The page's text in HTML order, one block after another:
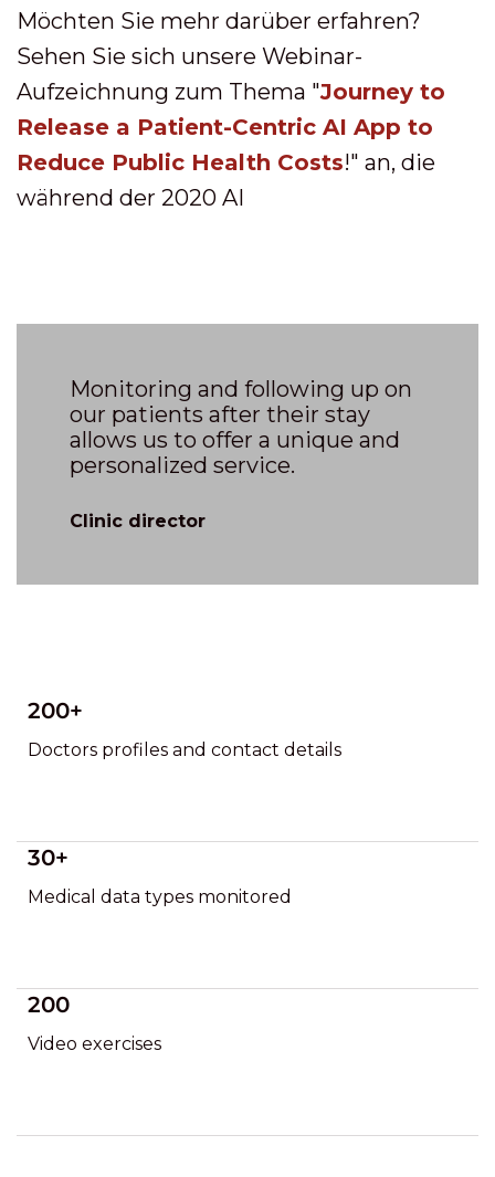
Möchten Sie mehr darüber erfahren?
Sehen Sie sich unsere Webinar-
Aufzeichnung zum Thema "Journey to
Release a Patient-Centric AI App to
Reduce Public Health Costs!" an, die
während der 2020 AI
Monitoring and following up on
our patients after their stay
allows us to offer a unique and
personalized service.
Clinic director
200+
Doctors profiles and contact details
30+
Medical data types monitored
200
Video exercises